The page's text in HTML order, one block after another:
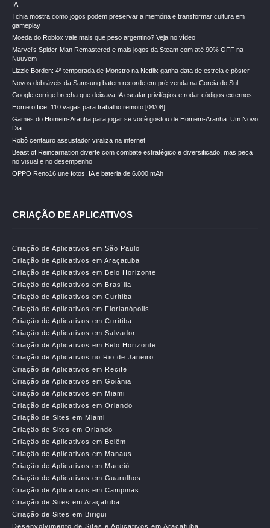
IA
Tchia mostra como jogos podem preservar a memória e transformar cultura em
gameplay
Moeda do Roblox vale mais que peso argentino? Veja no vídeo
Marvel’s Spider-Man Remastered e mais jogos da Steam com até 90% OFF na
Nuuvem
Lizzie Borden: 4ª temporada de Monstro na Netflix ganha data de estreia e pôster
Novos dobráveis da Samsung batem recorde em pré-venda na Coreia do Sul
Google corrige brecha que deixava IA escalar privilégios e rodar códigos externos
Home office: 110 vagas para trabalho remoto [04/08]
Games do Homem-Aranha para jogar se você gostou de Homem-Aranha: Um Novo
Dia
Robô centauro assustador viraliza na internet
Beast of Reincarnation diverte com combate estratégico e diversificado, mas peca
no visual e no desempenho
OPPO Reno16 une fotos, IA e bateria de 6.000 mAh
CRIAÇÃO DE APLICATIVOS
Criação de Aplicativos em São Paulo
Criação de Aplicativos em Araçatuba
Criação de Aplicativos em Belo Horizonte
Criação de Aplicativos em Brasília
Criação de Aplicativos em Curitiba
Criação de Aplicativos em Florianópolis
Criação de Aplicativos em Curitiba
Criação de Aplicativos em Salvador
Criação de Aplicativos em Belo Horizonte
Criação de Aplicativos no Rio de Janeiro
Criação de Aplicativos em Recife
Criação de Aplicativos em Goiânia
Criação de Aplicativos em Miami
Criação de Aplicativos em Orlando
Criação de Sites em Miami
Criação de Sites em Orlando
Criação de Aplicativos em Belêm
Criação de Aplicativos em Manaus
Criação de Aplicativos em Maceió
Criação de Aplicativos em Guarulhos
Criação de Aplicativos em Campinas
Criação de Sites em Araçatuba
Criação de Sites em Birigui
Desenvolvimento de Sites e Aplicativos em Araçatuba